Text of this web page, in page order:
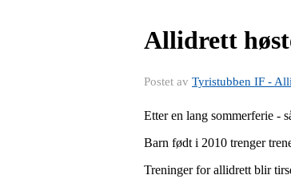
Allidrett
Postet av Tyristubben IF -
Etter en lang sommerferie -
Barn født i 2010 trenger
Treninger for allidrett blir